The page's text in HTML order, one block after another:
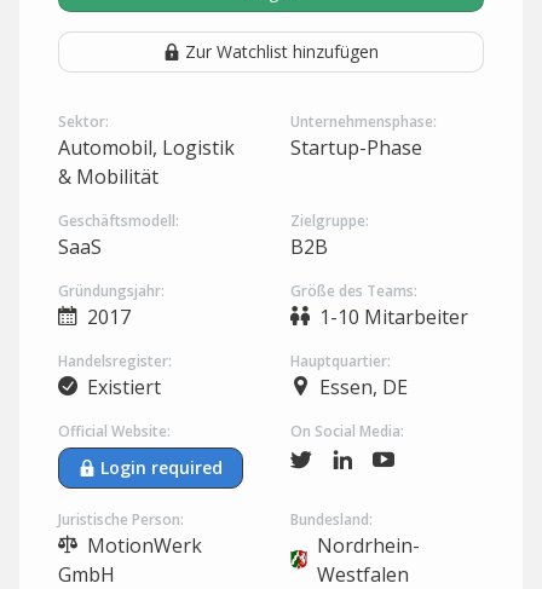
Zur Watchlist hinzufügen
Sektor:
Automobil, Logistik
& Mobilität
Unternehmensphase:
Startup-Phase
Geschäftsmodell:
SaaS
Zielgruppe:
B2B
Gründungsjahr:
2017
Größe des Teams:
1-10 Mitarbeiter
Handelsregister:
Existiert
Hauptquartier:
Essen, DE
Official Website:
Login required
On Social Media:
Juristische Person:
MotionWerk
GmbH
Bundesland:
Nordrhein-
Westfalen